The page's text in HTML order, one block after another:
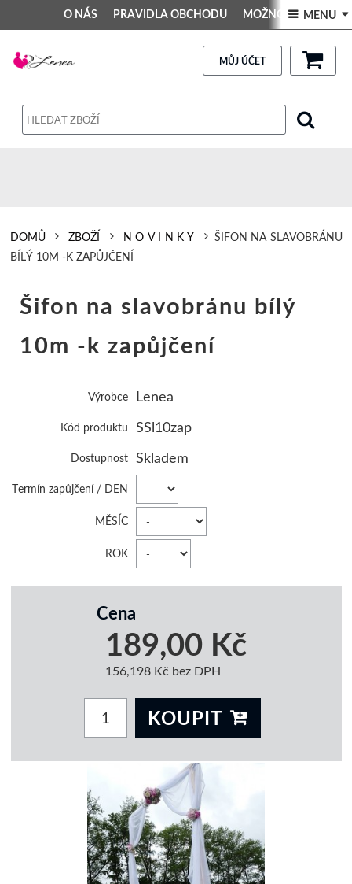
O NÁS PRAVIDLA OBCHODU MOŽNOSTI PLATBY
DEKORACE DO INTERIÉRU Kontakt GALERIE
 MENU 
MŮJ ÚČET
DOMŮ ZBOŽÍ N O V I N K Y
ŠIFON NA SLAVOBRÁNU
BÍLÝ 10M -K ZAPŮJČENÍ
Šifon na slavobránu bílý
10m -k zapůjčení
Výrobce Lenea
Kód produktu SSl10zap
Dostupnost Skladem
Termín zapůjčení / DEN
MĚSÍC
ROK
Cena
189,00 Kč
156,198 Kč bez DPH
KOUPIT